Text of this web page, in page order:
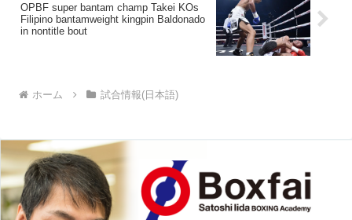
OPBF super bantam champ Takei KOs
Filipino bantamweight kingpin Baldonado
in nontitle bout
ホーム 試合情報(日本語)